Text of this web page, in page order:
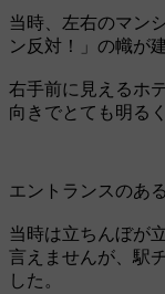
当時、左右のマン
ン反対！」の幟が
右手前に見えるホ
向きでとても明る
エントランスのあ
当時は立ちんぼが
言えませんが、駅
した。